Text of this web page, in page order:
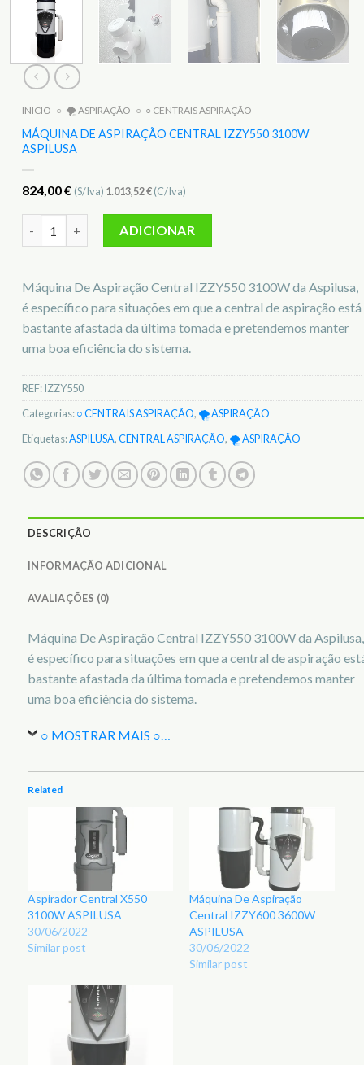
INICIO ○ 🌪️ ASPIRAÇÃO ○ ○ CENTRAIS ASPIRAÇÃO
MÁQUINA DE ASPIRAÇÃO CENTRAL IZZY550 3100W
ASPILUSA
824,00€ (S/Iva) 1.013,52€(C/Iva)
ADICIONAR
Máquina De Aspiração Central IZZY550 3100W da Aspilusa,
é específico para situações em que a central de aspiração está
bastante afastada da última tomada e pretendemos manter
uma boa eficiência do sistema.
REF: IZZY550
Categorias:○ CENTRAIS ASPIRAÇÃO, 🌪️ ASPIRAÇÃO
Etiquetas:ASPILUSA,CENTRAL ASPIRAÇÃO, 🌪️ ASPIRAÇÃO
DESCRIÇÃO
INFORMAÇÃO ADICIONAL
AVALIAÇÕES (0)
Máquina De Aspiração Central IZZY550 3100W da Aspilusa,
é específico para situações em que a central de aspiração
bastante afastada da última tomada e pretendemos manter
uma boa eficiência do sistema.
○ MOSTRAR MAIS ○…
Related
Aspirador Central X550
3100W ASPILUSA
30/06/2022
Similar post
Máquina De Aspiração
Central IZZY600 3600W
ASPILUSA
30/06/2022
Similar post